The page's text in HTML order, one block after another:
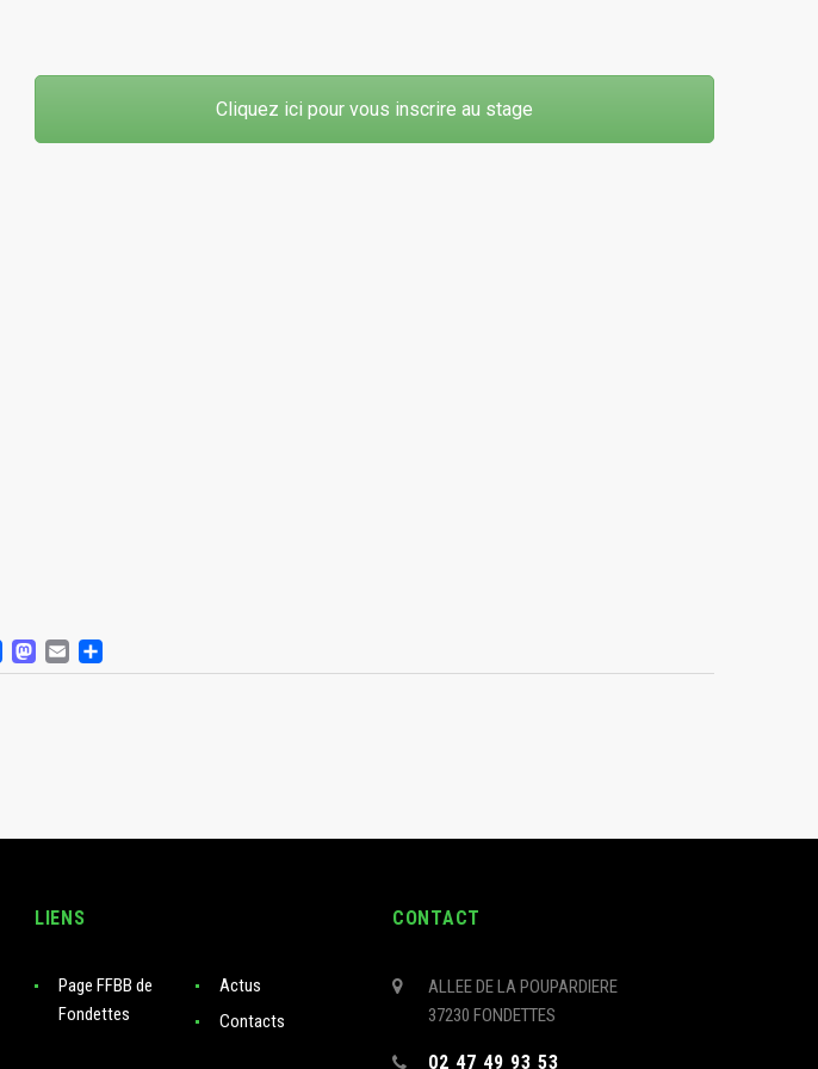
Cliquez ici pour vous inscrire au stage
FACEBOOK
MASTODON
EMAIL
PARTAGER
LIENS
Page FFBB de
Fondettes
Actus
Contacts
CONTACT
ALLEE DE LA POUPARDIERE
37230 FONDETTES
02 47 49 93 53